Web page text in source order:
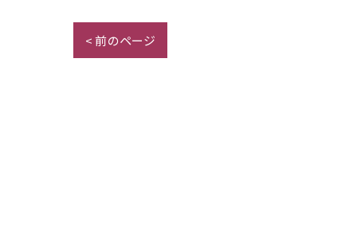
< 前のページ